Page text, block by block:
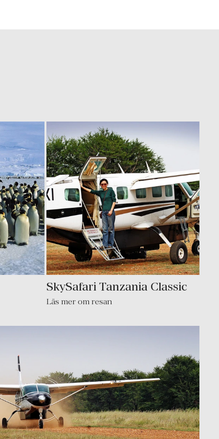
SkySafari Tanzania Classic
Läs mer om resan